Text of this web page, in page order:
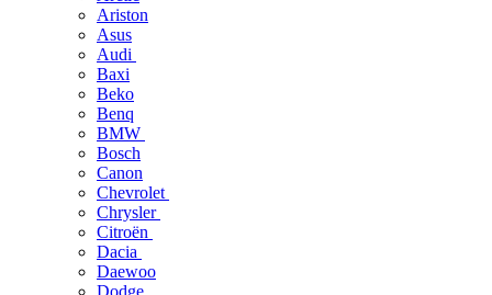
Ariston
Asus
Audi
Baxi
Beko
Benq
BMW
Bosch
Canon
Chevrolet
Chrysler
Citroën
Dacia
Daewoo